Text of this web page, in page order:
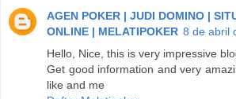
AGEN POKER | JUDI DOMINO |
ONLINE | MELATIPOKER 8 de abril
Hello, Nice, this is very impressive
Get good information and very
like and me